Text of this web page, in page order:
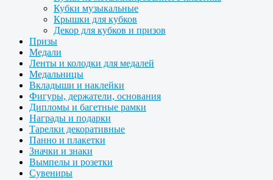
Кубки музыкальные
Крышки для кубков
Декор для кубков и призов
Призы
Медали
Ленты и колодки для медалей
Медальницы
Вкладыши и наклейки
Фигуры, держатели, основания
Дипломы и багетные рамки
Награды и подарки
Тарелки декоративные
Панно и плакетки
Значки и знаки
Вымпелы и розетки
Сувениры